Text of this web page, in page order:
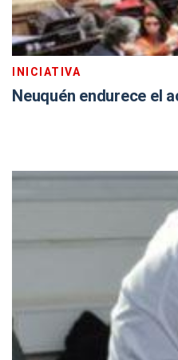
INICIATIVA
Neuquén endurece el